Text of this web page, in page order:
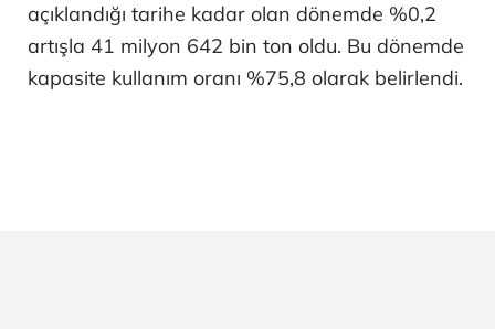
açıklandığı tarihe kadar olan dönemde %0,2
artışla 41 milyon 642 bin ton oldu. Bu dönemde
kapasite kullanım oranı %75,8 olarak belirlendi.